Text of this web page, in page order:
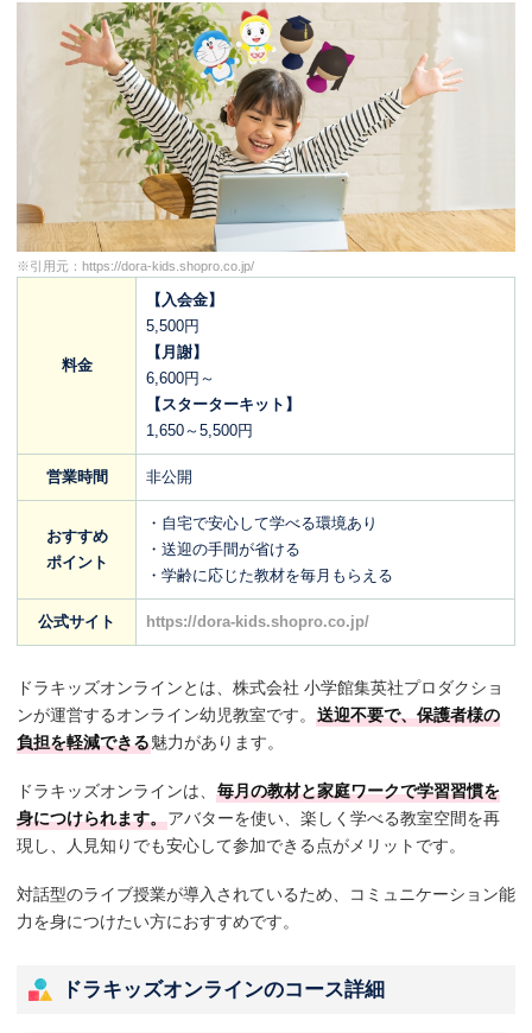
※引用元： https://dora-kids.shopro.co.jp/
料金
【入会金】
5,500円
【月謝】
6,600円～
【スターターキット】
1,650～5,500円
営業時間 非公開
おすすめ
ポイント
・自宅で安心して学べる環境あり
・送迎の手間が省ける
・学齢に応じた教材を毎月もらえる
公式サイト https://dora-kids.shopro.co.jp/
ドラキッズオンラインとは、株式会社 小学館集英社プロダクショ
ンが運営するオンライン幼児教室です。 送迎不要で、保護者様の
負担を軽減できる魅力があります。
ドラキッズオンラインは、 毎月の教材と家庭ワークで学習習慣を
身につけられます。アバターを使い、楽しく学べる教室空間を再
現し、人見知りでも安心して参加できる点がメリットです。
対話型のライブ授業が導入されているため、コミュニケーション能
力を身につけたい方におすすめです。
ドラキッズオンラインのコース詳細